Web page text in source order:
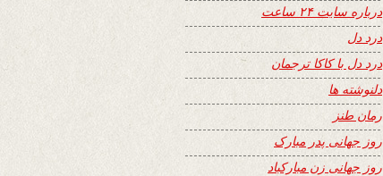
درباره سایت ۲۴ ساعت
درد دل
درد دل با کاکا ترجمان
دلنوشته ها
رمان طنز
روز جهانی پدر مبارک
روز جهانی زن مبارکباد